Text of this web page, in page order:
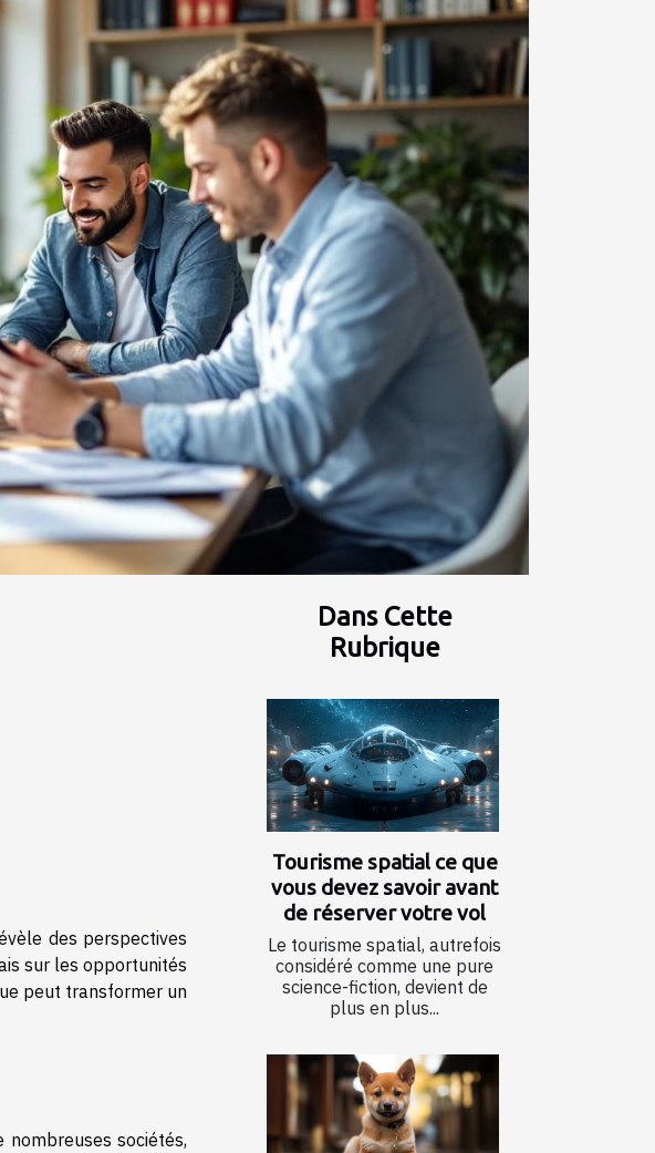
des perspectives
sur les opportunités
peut transformer un
sociétés,
Dans Cette
Rubrique
Tourisme spatial ce que
vous devez savoir avant
de réserver votre vol
Le tourisme spatial, autrefois
considéré comme une pure
science-fiction, devient de
plus en plus...